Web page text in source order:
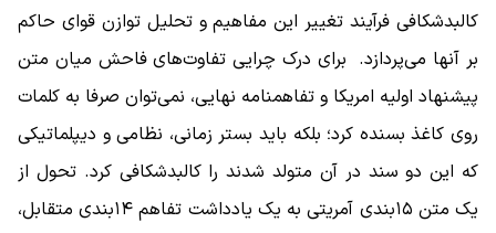
کالبدشکافی فرآیند تغییر این مفاهیم و تحلیل توازن قوای حاکم
بر آنها می‌پردازد. برای درک چرایی تفاوت‌های فاحش میان متن
پیشنهاد اولیه امریکا و تفاهمنامه نهایی، نمی‌توان صرفا به کلمات
روی کاغذ بسنده کرد؛ بلکه باید بستر زمانی، نظامی و دیپلماتیکی
که این دو سند در آن متولد شدند را کالبدشکافی کرد. تحول از
یک متن ۱۵‌بندی آمریتی به یک یادداشت تفاهم ۱۴‌بندی متقابل،